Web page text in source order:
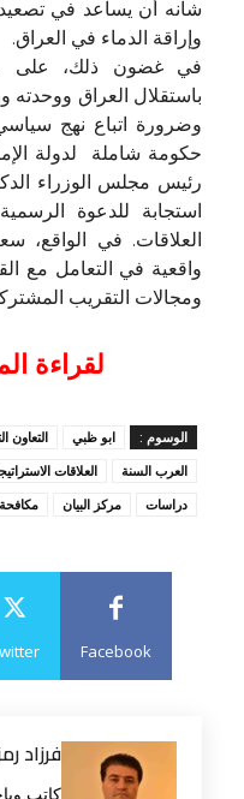
شأنه أن يساعد في
وإراقة الدماء في العراق.
في غضون ذلك، على
باستقلال العراق
وضرورة اتباع نهج
حكومة شاملة لدولة
رئيس مجلس الوزراء
استجابة للدعوة
العلاقات. في الواقع،
واقعية في التعامل مع
ومجالات التقريب
لقراءة
الوسوم : ابو ظبي التعاون
العرب السنة
العلاقات
دراسات
مركز البيان
Facebook
فرزاد